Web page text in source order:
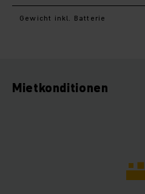
Gewicht inkl. Batterie
Mietkonditionen